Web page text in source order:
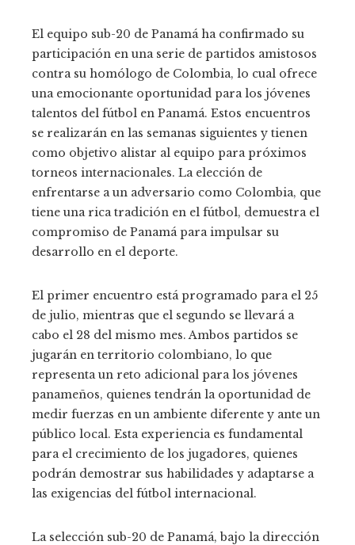
El equipo sub-20 de Panamá ha confirmado su
participación en una serie de partidos amistosos
contra su homólogo de Colombia, lo cual ofrece
una emocionante oportunidad para los jóvenes
talentos del fútbol en Panamá. Estos encuentros
se realizarán en las semanas siguientes y tienen
como objetivo alistar al equipo para próximos
torneos internacionales. La elección de
enfrentarse a un adversario como Colombia, que
tiene una rica tradición en el fútbol, demuestra el
compromiso de Panamá para impulsar su
desarrollo en el deporte.
El primer encuentro está programado para el 25
de julio, mientras que el segundo se llevará a
cabo el 28 del mismo mes. Ambos partidos se
jugarán en territorio colombiano, lo que
representa un reto adicional para los jóvenes
panameños, quienes tendrán la oportunidad de
medir fuerzas en un ambiente diferente y ante un
público local. Esta experiencia es fundamental
para el crecimiento de los jugadores, quienes
podrán demostrar sus habilidades y adaptarse a
las exigencias del fútbol internacional.
La selección sub-20 de Panamá, bajo la dirección